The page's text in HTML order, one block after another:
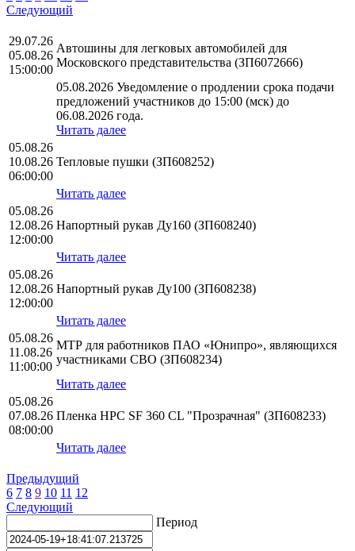
Следующий
29.07.26
05.08.26
15:00:00
Автошины для легковых автомобилей для
Московского представительства (ЗП6072666)
05.08.2026 Уведомление о продлении срока подачи
предложений участников до 15:00 (мск) до
06.08.2026 года.
Читать далее
05.08.26
10.08.26
06:00:00
Тепловые пушки (ЗП608252)
Читать далее
05.08.26
12.08.26
12:00:00
Напортный рукав Ду160 (ЗП608240)
Читать далее
05.08.26
12.08.26
12:00:00
Напортный рукав Ду100 (ЗП608238)
Читать далее
05.08.26
11.08.26
11:00:00
МТР для работников ПАО «Юнипро», являющихся
участниками СВО (ЗП608234)
Читать далее
05.08.26
07.08.26
08:00:00
Пленка HPС SF 360 CL "Прозрачная" (ЗП608233)
Читать далее
Предыдущий
6 7 8 9 10 11 12
Следующий
Период